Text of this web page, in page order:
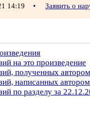
14:19 • Заявить о
на это произведение
полученных
написанных
по разделу за